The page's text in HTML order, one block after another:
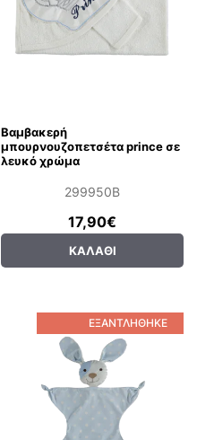
Βαμβακερή
μπουρνουζοπετσέτα prince σε
λευκό χρώμα
299950B
17,90€
ΚΑΛΆΘΙ
ΕΞΑΝΤΛΉΘΗΚΕ